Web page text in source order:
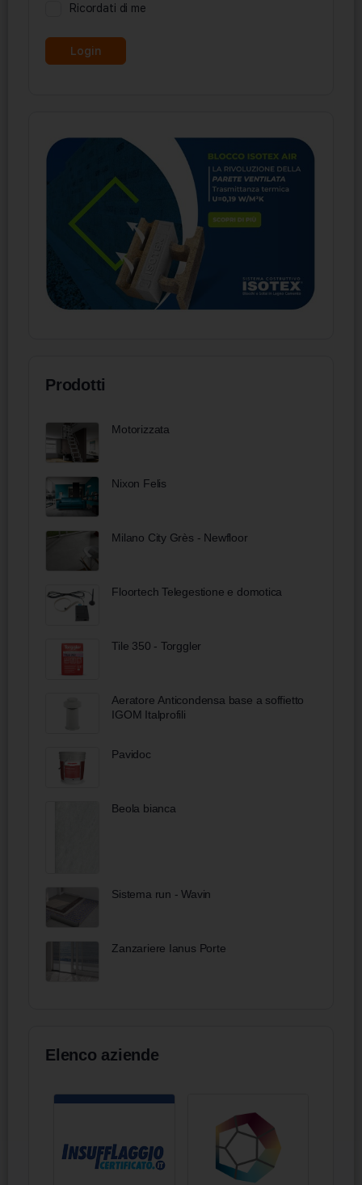
Ricordati di me
Prodotti
Motorizzata
Nixon Felis
Milano City Grès - Newfloor
Floortech Telegestione e domotica
Tile 350 - Torggler
Aeratore Anticondensa base a soffietto
IGOM Italprofili
Pavidoc
Beola bianca
Sistema run - Wavin
Zanzariere Ianus Porte
Elenco aziende